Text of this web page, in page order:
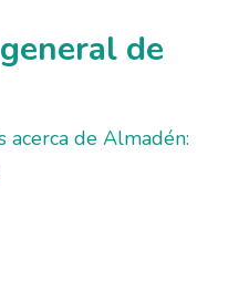
de
acerca de Almadén: